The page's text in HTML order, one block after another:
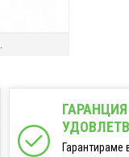
Гарантираме